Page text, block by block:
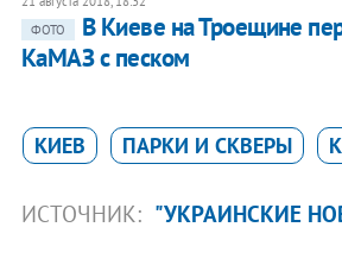
ФОТО
В Киеве на Троещине
КаМАЗ с песком
КИЕВ ПАРКИ И СКВЕРЫ
ИСТОЧНИК: "УКРАИНСКИЕ